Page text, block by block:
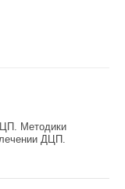
Методики
ДЦП.